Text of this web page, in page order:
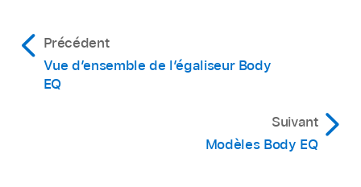
Précédent
Vue d’ensemble de l’égaliseur Body
EQ
Suivant
Modèles Body EQ